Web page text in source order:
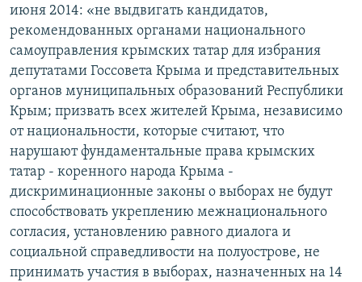
июня 2014: «не выдвигать кандидатов,
рекомендованных органами национального
самоуправления крымских татар для избрания
депутатами Госсовета Крыма и представительных
органов муниципальных образований Республики
Крым; призвать всех жителей Крыма, независимо
от национальности, которые считают, что
нарушают фундаментальные права крымских
татар ‑ коренного народа Крыма ‑
дискриминационные законы о выборах не будут
способствовать укреплению межнационального
согласия, установлению равного диалога и
социальной справедливости на полуострове, не
принимать участия в выборах, назначенных на 14